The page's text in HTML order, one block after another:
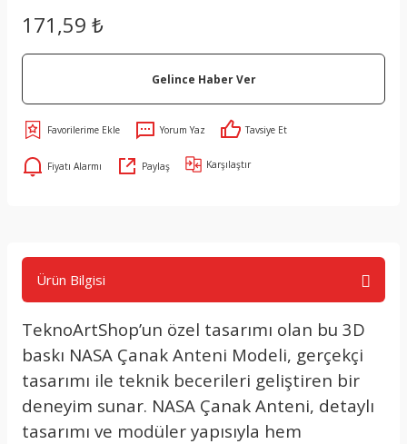
171,59 ₺
Gelince Haber Ver
Yorum Yaz Tavsiye Et
Fiyatı Alarmı Paylaş Karşılaştır
Ürün Bilgisi
TeknoArtShop’un özel tasarımı olan bu 3D
baskı NASA Çanak Anteni Modeli, gerçekçi
tasarımı ile teknik becerileri geliştiren bir
deneyim sunar. NASA Çanak Anteni, detaylı
tasarımı ve modüler yapısıyla hem